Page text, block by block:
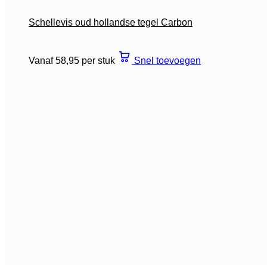
Schellevis oud hollandse tegel Carbon
Vanaf 58,95 per stuk Snel toevoegen